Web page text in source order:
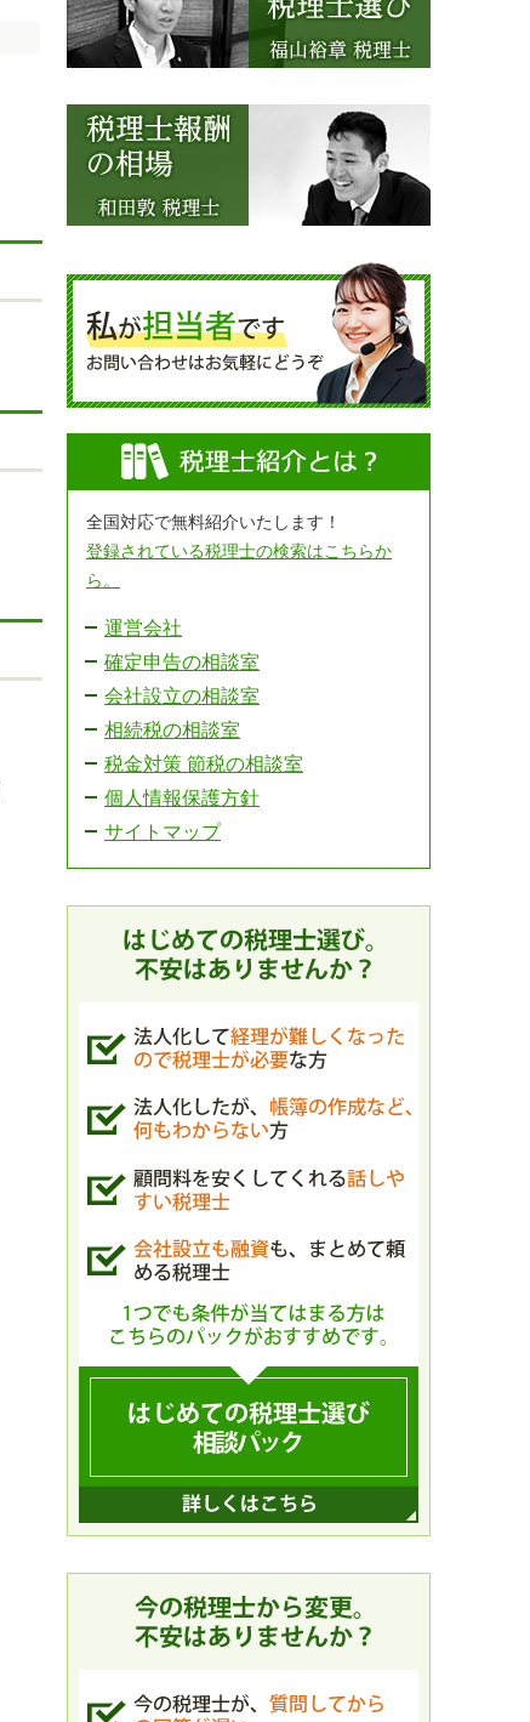
全国対応で無料紹介いたします！
登録されている税理士の検索はこちらか
ら。
運営会社
確定申告の相談室
会社設立の相談室
相続税の相談室
税金対策 節税の相談室
個人情報保護方針
サイトマップ